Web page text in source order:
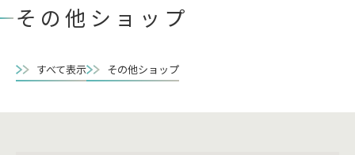
その他ショップ
すべて表示 その他ショップ